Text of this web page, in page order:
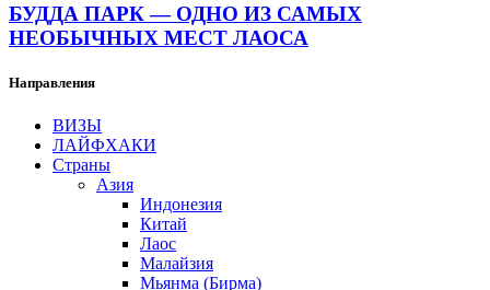
БУДДА ПАРК — ОДНО ИЗ САМЫХ
НЕОБЫЧНЫХ МЕСТ ЛАОСА
Направления
ВИЗЫ
ЛАЙФХАКИ
Страны
Азия
Индонезия
Китай
Лаос
Малайзия
Мьянма (Бирма)